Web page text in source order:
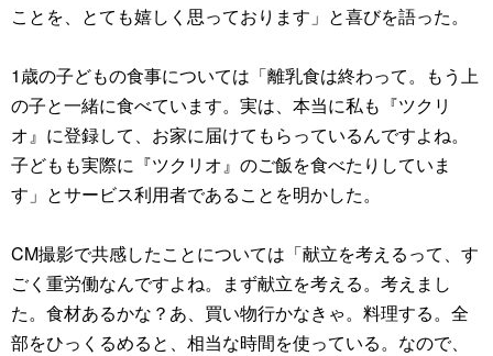
ことを、とても嬉しく思っております」と喜びを語った。
1歳の子どもの食事については「離乳食は終わって。もう上
の子と一緒に食べています。実は、本当に私も『ツクリ
オ』に登録して、お家に届けてもらっているんですよね。
子どもも実際に『ツクリオ』のご飯を食べたりしていま
す」とサービス利用者であることを明かした。
CM撮影で共感したことについては「献立を考えるって、す
ごく重労働なんですよね。まず献立を考える。考えまし
た。食材あるかな？あ、買い物行かなきゃ。料理する。全
部をひっくるめると、相当な時間を使っている。なので、